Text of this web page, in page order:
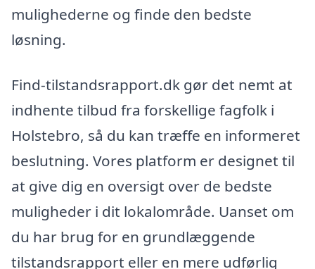
mulighederne og finde den bedste
løsning.
Find-tilstandsrapport.dk gør det nemt at
indhente tilbud fra forskellige fagfolk i
Holstebro, så du kan træffe en informeret
beslutning. Vores platform er designet til
at give dig en oversigt over de bedste
muligheder i dit lokalområde. Uanset om
du har brug for en grundlæggende
tilstandsrapport eller en mere udførlig